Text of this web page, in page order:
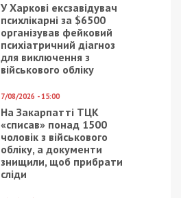
У Харкові ексзавідувач
психлікарні за $6500
організував фейковий
психіатричний діагноз
для виключення з
військового обліку
7/08/2026 - 15:00
На Закарпатті ТЦК
«списав» понад 1500
чоловік з військового
обліку, а документи
знищили, щоб прибрати
сліди